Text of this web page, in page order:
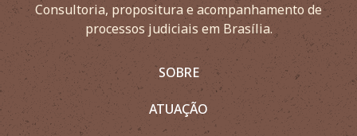
Consultoria, propositura e acompanhamento de
processos judiciais em Brasília.
SOBRE
ATUAÇÃO